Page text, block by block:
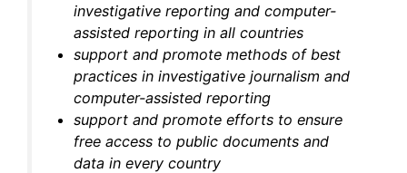
investigative reporting and computer-
assisted reporting in all countries
support and promote methods of best
practices in investigative journalism and
computer-assisted reporting
support and promote efforts to ensure
free access to public documents and
data in every country